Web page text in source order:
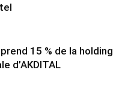
15 % de la holding
d’AKDITAL